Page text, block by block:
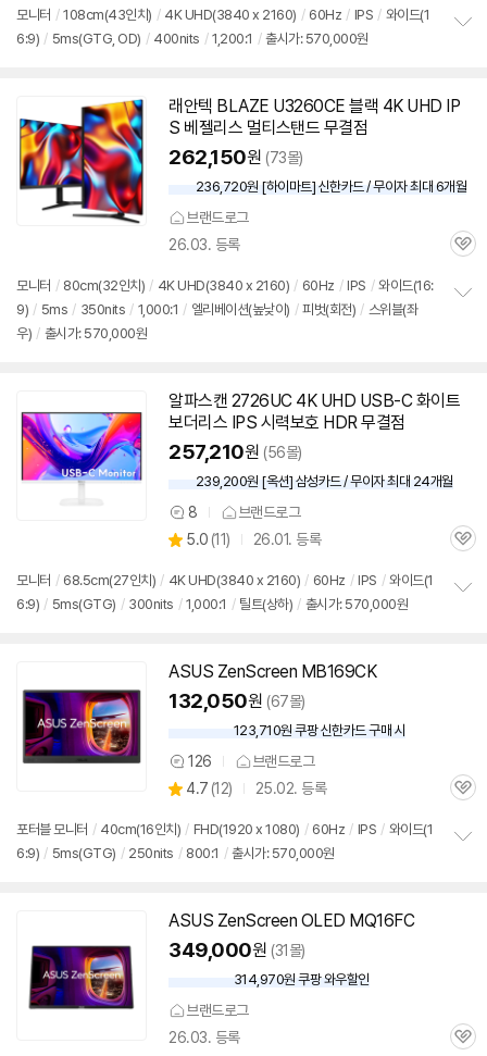
견
점
리
뷰
모니터 / 108cm(43인치) / 4K UHD(3840 x 2160) / 60Hz / IPS / 와이드(1
6:9) / 5ms(GTG, OD) / 400nits / 1,200:1 / 출시가: 570,000원
래안텍 BLAZE U3260CE 블랙 4K UHD IP
S 베젤리스 멀티스탠드 무결점
262,150원 (73몰)
236,720원 [하이마트] 신한카드 / 무이자 최대 6개월
브랜드로그
26.03. 등록
관
모니터 / 80cm(32인치) / 4K UHD(3840 x 2160) / 60Hz / IPS / 와이드(16:
9) / 5ms / 350nits / 1,000:1 / 엘리베이션(높낮이) / 피벗(회전) / 스위블(좌
우) / 출시가: 570,000원
알파스캔 2726UC 4K UHD USB-C 화이트
보더리스 IPS 시력보호 HDR 무결점
257,210원 (56몰)
239,200원 [옥션] 삼성카드 / 무이자 최대 24개월
상
품
견
8 브랜드로그
별
점
5.0 (상
리
뷰
11) 26.01. 등록
관
모니터 / 68.5cm(27인치) / 4K UHD(3840 x 2160) / 60Hz / IPS / 와이드(1
6:9) / 5ms(GTG) / 300nits / 1,000:1 / 틸트(상하) / 출시가: 570,000원
ASUS ZenScreen MB169CK
132,050원 (67몰)
우
할
인
123,710원 쿠팡 신한카드 구매 시
상
품
견
126 브랜드로그
별
점
4.7 (상
리
뷰
12) 25.02. 등록
관
포터블모니터 / 40cm(16인치) / FHD(1920 x 1080) / 60Hz / IPS / 와이드(1
6:9) / 5ms(GTG) / 250nits / 800:1 / 출시가: 570,000원
ASUS ZenScreen OLED MQ16FC
349,000원 (31몰)
우
할
인
314,970원 쿠팡 와우할인
브랜드로그
26.03. 등록
관